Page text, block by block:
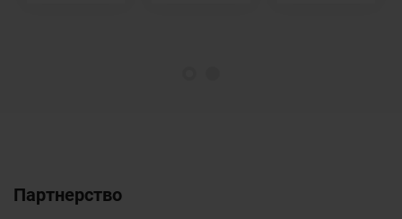
Партнерство